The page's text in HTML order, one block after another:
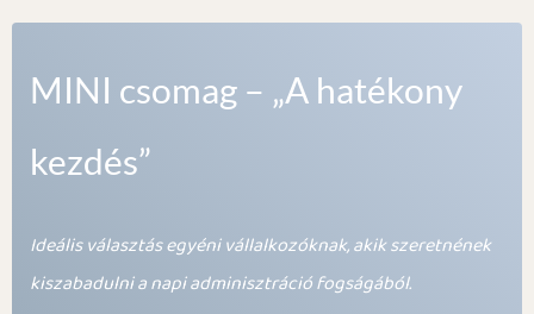
MINI csomag – „A hatékony
kezdés”
Ideális választás egyéni vállalkozóknak, akik szeretnének
kiszabadulni a napi adminisztráció fogságából.